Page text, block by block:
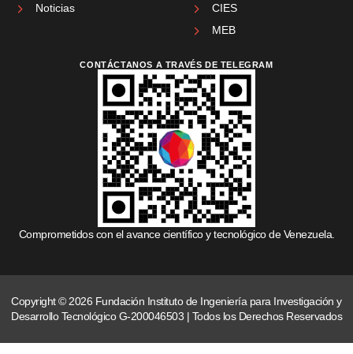
Noticias
CIES
MEB
CONTÁCTANOS A TRAVÉS DE TELEGRAM
Comprometidos con el avance científico y tecnológico de Venezuela.
Copyright © 2026 Fundación Instituto de Ingeniería para Investigación y
Desarrollo Tecnológico G-200046503 | Todos los Derechos Reservados